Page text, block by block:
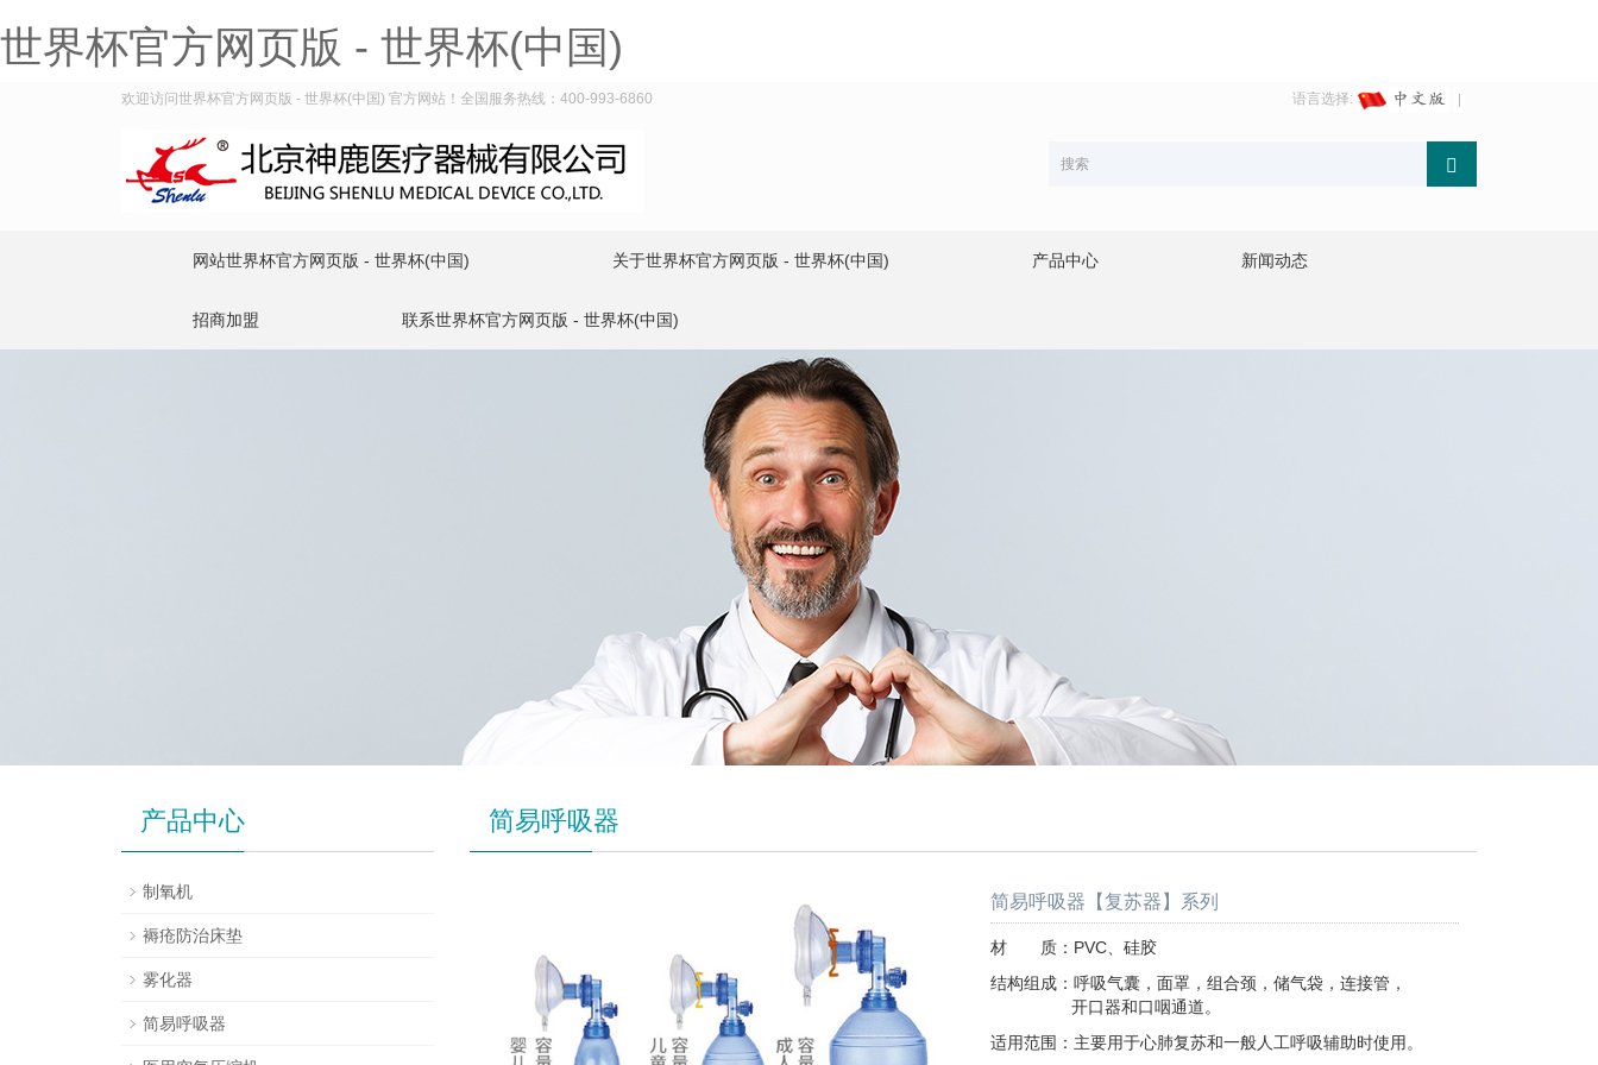
世界杯官方网页版 - 世界杯(中国)
欢迎访问世界杯官方网页版 - 世界杯(中国) 官方网站！全国服务热线：400-993-6860 语言选择:
网站世界杯官方网页版 - 世界杯(中国) 关于世界杯官方网页版 - 世界杯(中国) 产品中心 新闻动态
招商加盟 联系世界杯官方网页版 - 世界杯(中国)
简易呼吸器
简易呼吸器【复苏器】系列
材 质：PVC、硅胶
结构组成：呼吸气囊，面罩，组合颈，储气袋，连接管，
开口器和口咽通道。
适用范围：主要用于心肺复苏和一般人工呼吸辅助时使用。
产品中心
制氧机
褥疮防治床垫
雾化器
简易呼吸器